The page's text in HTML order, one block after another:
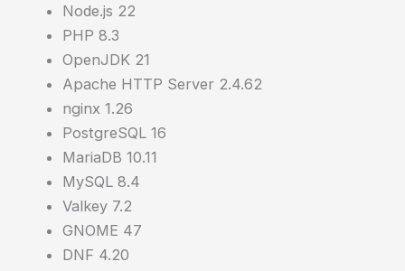
Node.js 22
PHP 8.3
OpenJDK 21
Apache HTTP Server 2.4.62
nginx 1.26
PostgreSQL 16
MariaDB 10.11
MySQL 8.4
Valkey 7.2
GNOME 47
DNF 4.20